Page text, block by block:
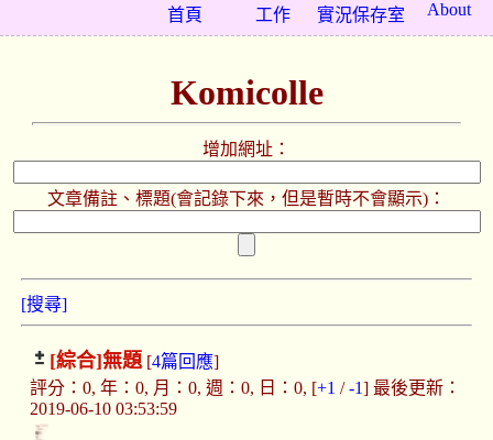
About
實況保存室
工作
首頁
Komicolle
增加網址：
文章備註、標題(會記錄下來，但是暫時不會顯示)：
[搜尋]
[綜合]無題[4篇回應]
評分：0, 年：0, 月：0, 週：0, 日：0, [+1 /-1] 最後更新：
2019-06-10 03:53:59